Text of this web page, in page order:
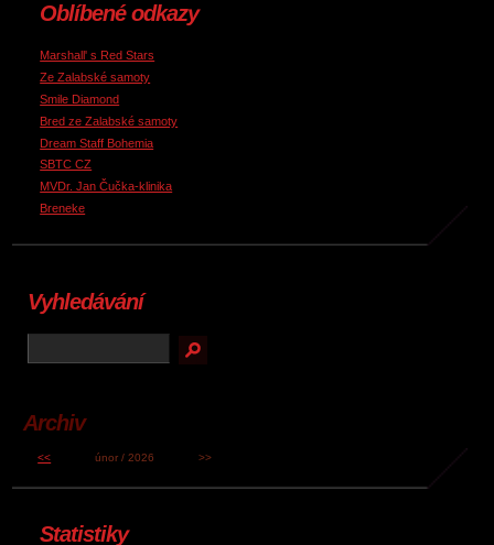
Oblíbené odkazy
Marshall' s Red Stars
Ze Zalabské samoty
Smile Diamond
Bred ze Zalabské samoty
Dream Staff Bohemia
SBTC CZ
MVDr. Jan Čučka-klinika
Breneke
Vyhledávání
Archiv
<< únor / 2026 >>
Statistiky